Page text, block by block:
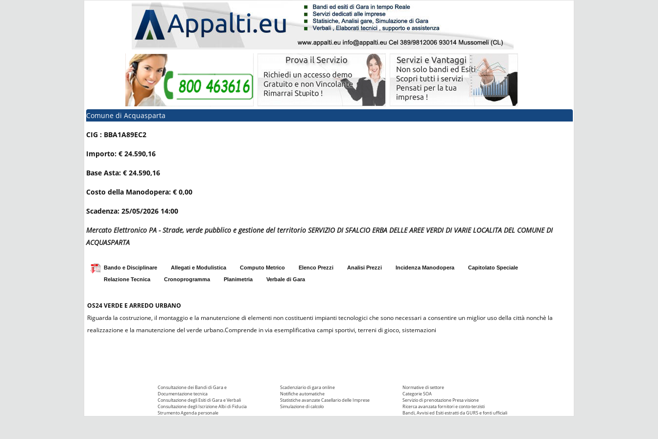
Comune di Acquasparta
CIG : BBA1A89EC2
Importo: € 24.590,16
Base Asta: € 24.590,16
Costo della Manodopera: € 0,00
Scadenza: 25/05/2026 14:00
Mercato Elettronico PA - Strade, verde pubblico e gestione del territorio SERVIZIO DI SFALCIO ERBA DELLE AREE VERDI DI VARIE LOCALITA DEL COMUNE DI
ACQUASPARTA
Bando e Disciplinare Allegati e Modulistica Computo Metrico Elenco Prezzi Analisi Prezzi Incidenza Manodopera
Capitolato Speciale
Relazione Tecnica
Cronoprogramma Planimetria Verbale di Gara
OS24VERDE E ARREDO URBANO
Riguarda la costruzione, il montaggio e la manutenzione di elementi non costituenti impianti tecnologici che sono necessari a consentire un miglior uso della città nonchè la
realizzazione e la manutenzione del verde urbano.Comprende in via esemplificativa campi sportivi, terreni di gioco, sistemazioni
Consultazione dei Bandi di Gara e
Documentazione tecnica
Consultazione degli Esiti di Gara e Verbali
Consultazione degli Iscrizione Albi di Fiducia
Strumento Agenda personale
Scadenziario di gara online
Notifiche automatiche
Statistiche avanzateCasellario delle Imprese
Simulazione di calcolo
Normative di settore
Categorie SOA
Servizio di prenotazione Presa visione
Ricerca avanzata fornitori e conto-terzisti
Bandi, Avvisi ed Esiti estratti da GURS e fonti ufficiali